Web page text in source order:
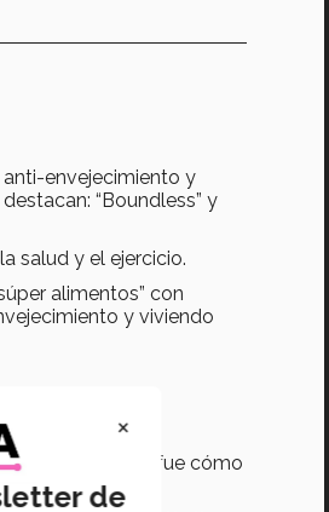
envejecimiento y
“Boundless” y
salud y el ejercicio.
alimentos” con
y viviendo
de TecSalud, fue cómo
más saludable.
×
de